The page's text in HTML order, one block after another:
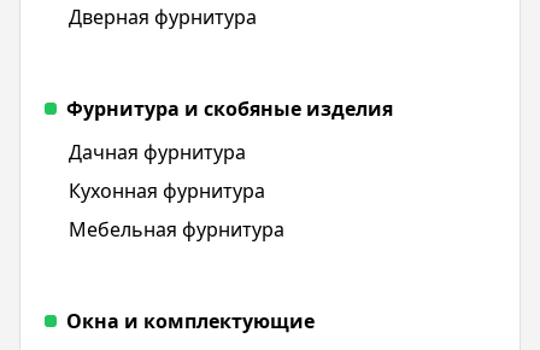
Дверная фурнитура
Фурнитура и скобяные изделия
Дачная фурнитура
Кухонная фурнитура
Мебельная фурнитура
Окна и комплектующие